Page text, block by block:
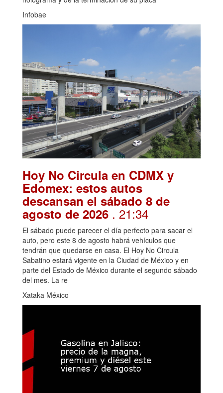
Infobae
Hoy No Circula en CDMX y
Edomex: estos autos
descansan el sábado 8 de
agosto de 2026 . 21:34
El sábado puede parecer el día perfecto para sacar el
auto, pero este 8 de agosto habrá vehículos que
tendrán que quedarse en casa. El Hoy No Circula
Sabatino estará vigente en la Ciudad de México y en
parte del Estado de México durante el segundo sábado
del mes. La re
Xataka México